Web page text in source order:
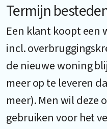
Termijn
Een klant koopt een
incl.
de nieuwe woning
meer op te leveren
meer). Men wil deze
gebruiken voor het